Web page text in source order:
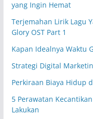
yang Ingin Hemat
Terjemahan Lirik Lagu
Glory OST Part 1
Kapan Idealnya Waktu
Strategi Digital
Perkiraan Biaya Hidup
5 Perawatan
Lakukan